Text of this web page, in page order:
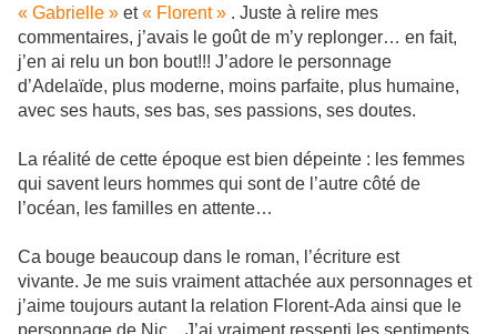
« Gabrielle » et« Florent » . Juste à relire mes
commentaires, j’avais le goût de m’y replonger… en fait,
j’en ai relu un bon bout!!! J’adore le personnage
d’Adelaïde, plus moderne, moins parfaite, plus humaine,
avec ses hauts, ses bas, ses passions, ses doutes.
La réalité de cette époque est bien dépeinte : les femmes
qui savent leurs hommes qui sont de l’autre côté de
l’océan, les familles en attente…
Ca bouge beaucoup dans le roman, l’écriture est
vivante. Je me suis vraiment attachée aux personnages et
j’aime toujours autant la relation Florent-Ada ainsi que le